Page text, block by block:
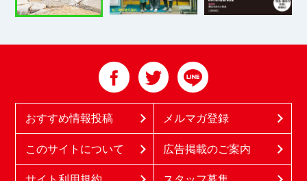
おすすめ情報投稿 メルマガ登録
このサイトについて 広告掲載のご案内